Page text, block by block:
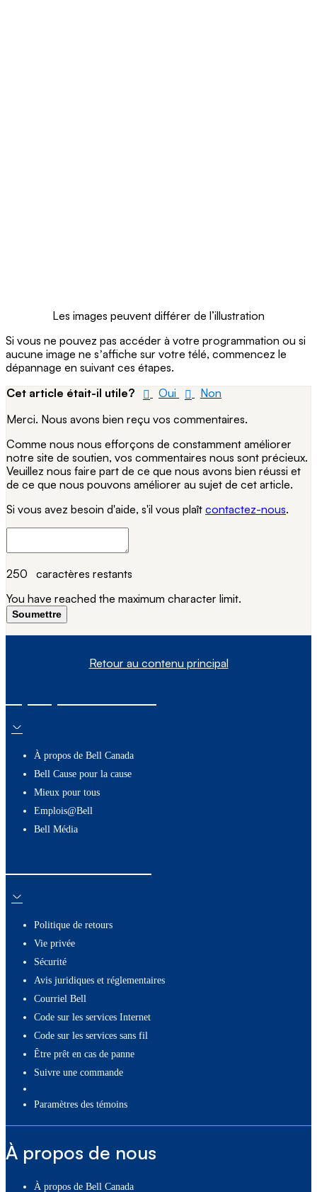
Les images peuvent différer de l’illustration
Si vous ne pouvez pas accéder à votre programmation ou si
aucune image ne sʼaffiche sur votre télé, commencez le
dépannage en suivant ces étapes.
Cet article était-il utile?
Oui
Non
Merci. Nous avons bien reçu vos commentaires.
Comme nous nous efforçons de constamment améliorer
notre site de soutien, vos commentaires nous sont précieux.
Veuillez nous faire part de ce que nous avons bien réussi et
de ce que nous pouvons améliorer au sujet de cet article.
Si vous avez besoin d'aide, s'il vous plaît contactez-nous.
250 caractères restants
You have reached the maximum character limit.
Soumettre
Retour au contenu principal
À propos de Bell Canada
Bell Cause pour la cause
Mieux pour tous
Emplois@Bell
Bell Média
Politique de retours
Vie privée
Sécurité
Avis juridiques et réglementaires
Courriel Bell
Code sur les services Internet
Code sur les services sans fil
Être prêt en cas de panne
Suivre une commande
paramètres des témoins
À propos de nous
À propos de Bell Canada